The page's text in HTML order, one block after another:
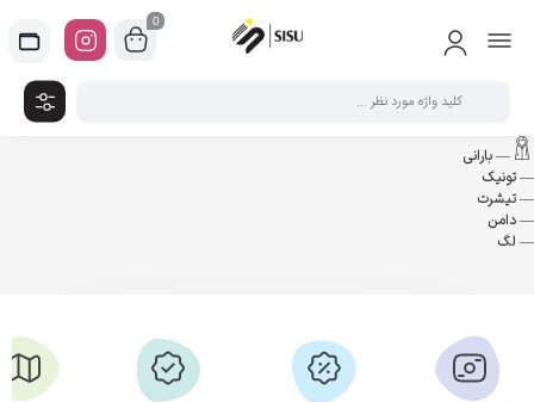
0
— بارانی
— تونیک
— تیشرت
— دامن
— لگ